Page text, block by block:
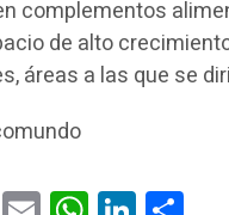
complementos
de alto
áreas a las que se